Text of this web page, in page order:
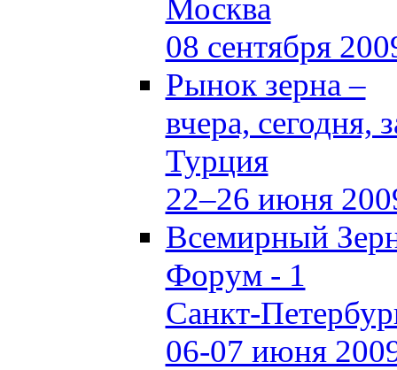
Москва
08 сентября
Рынок зерна –
вчера, сегодня,
Турция
22–26 июня
Всемирный
Форум - 1
Санкт-
06-07 июня